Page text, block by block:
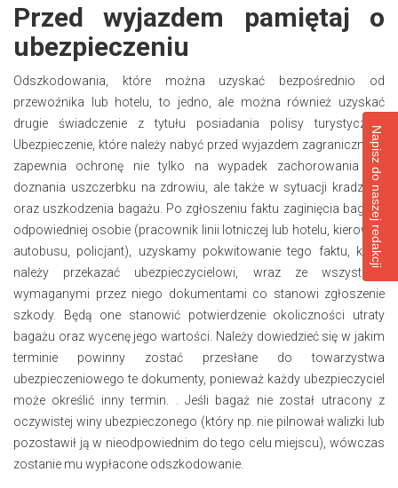
Przed wyjazdem pamiętaj o
ubezpieczeniu
Odszkodowania, które można uzyskać bezpośrednio od
przewoźnika lub hotelu, to jedno, ale można również uzyskać
drugie świadczenie z tytułu posiadania polisy turystycznej.
Ubezpieczenie, które należy nabyć przed wyjazdem zagranicznym,
zapewnia ochronę nie tylko na wypadek zachorowania lub
doznania uszczerbku na zdrowiu, ale także w sytuacji kradzieży
oraz uszkodzenia bagażu. Po zgłoszeniu faktu zaginięcia bagażu
odpowiedniej osobie (pracownik linii lotniczej lub hotelu, kierowca
autobusu, policjant), uzyskamy pokwitowanie tego faktu, które
należy przekazać ubezpieczycielowi, wraz ze wszystkimi
wymaganymi przez niego dokumentami co stanowi zgłoszenie
szkody. Będą one stanowić potwierdzenie okoliczności utraty
bagażu oraz wycenę jego wartości. Należy dowiedzieć się w jakim
terminie powinny zostać przesłane do towarzystwa
ubezpieczeniowego te dokumenty, ponieważ każdy ubezpieczyciel
może określić inny termin. . Jeśli bagaż nie został utracony z
oczywistej winy ubezpieczonego (który np. nie pilnował walizki lub
pozostawił ją w nieodpowiednim do tego celu miejscu), wówczas
zostanie mu wypłacone odszkodowanie.
Napisz do naszej redakcji